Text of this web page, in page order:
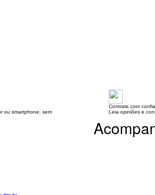
ou smartphone, sem
Contrate com
Leia opiniões e